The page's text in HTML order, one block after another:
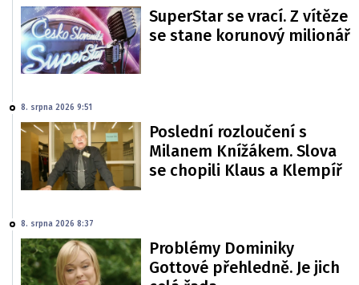
SuperStar se vrací. Z vítěze
se stane korunový milionář
8. srpna 2026 9:51
Poslední rozloučení s
Milanem Knížákem. Slova
se chopili Klaus a Klempíř
8. srpna 2026 8:37
Problémy Dominiky
Gottové přehledně. Je jich